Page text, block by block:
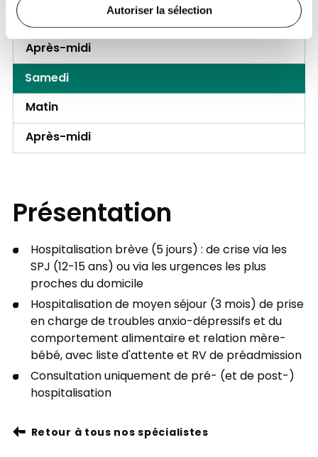
Autoriser la sélection
Après-midi
Samedi
Matin
Après-midi
Présentation
Hospitalisation brève (5 jours) : de crise via les
SPJ (12-15 ans) ou via les urgences les plus
proches du domicile
Hospitalisation de moyen séjour (3 mois) de prise
en charge de troubles anxio-dépressifs et du
comportement alimentaire et relation mère-
bébé, avec liste d'attente et RV de préadmission
Consultation uniquement de pré- (et de post-)
hospitalisation
Retour à tous nos spécialistes